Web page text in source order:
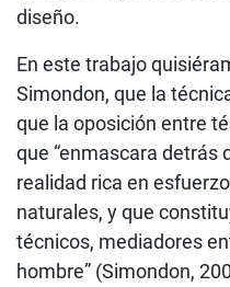
diseño.
En este trabajo
Simondon, que la
que la oposición entre
que “enmascara detrás
realidad rica en
naturales, y que
técnicos, mediadores
hombre” (Simondon,